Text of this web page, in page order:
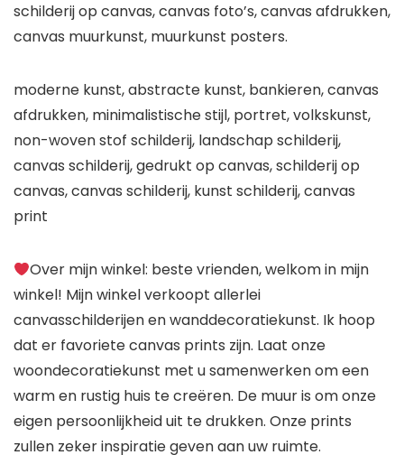
schilderij op canvas, canvas foto’s, canvas afdrukken,
canvas muurkunst, muurkunst posters.
moderne kunst, abstracte kunst, bankieren, canvas
afdrukken, minimalistische stijl, portret, volkskunst,
non-woven stof schilderij, landschap schilderij,
canvas schilderij, gedrukt op canvas, schilderij op
canvas, canvas schilderij, kunst schilderij, canvas
print
Over mijn winkel: beste vrienden, welkom in mijn
winkel! Mijn winkel verkoopt allerlei
canvasschilderijen en wanddecoratiekunst. Ik hoop
dat er favoriete canvas prints zijn. Laat onze
woondecoratiekunst met u samenwerken om een
warm en rustig huis te creëren. De muur is om onze
eigen persoonlijkheid uit te drukken. Onze prints
zullen zeker inspiratie geven aan uw ruimte.